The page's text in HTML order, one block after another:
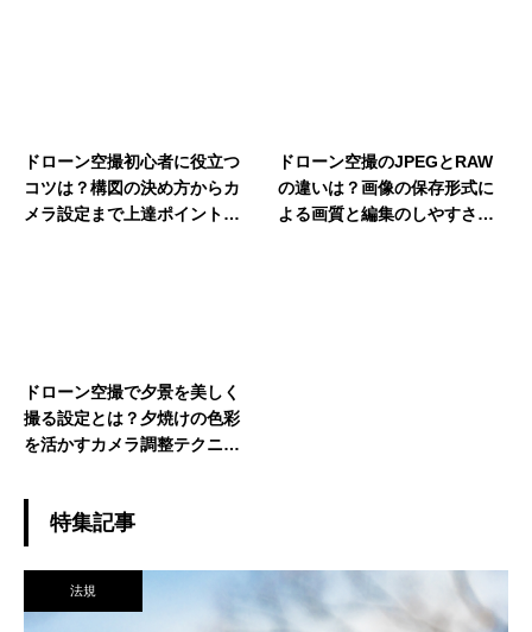
ドローン空撮初心者に役立つ
コツは？構図の決め方からカ
メラ設定まで上達ポイントを
ドローン空撮のJPEGとRAW
の違いは？画像の保存形式に
よる画質と編集のしやすさを
ドローン空撮で夕景を美しく
撮る設定とは？夕焼けの色彩
を活かすカメラ調整テクニッ
特集記事
法規